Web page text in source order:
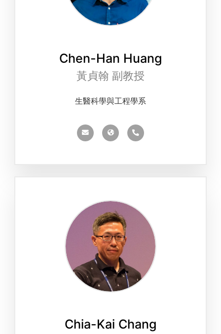
Chen-Han Huang
黃貞翰 副教授
生醫科學與工程學系
Chia-Kai Chang